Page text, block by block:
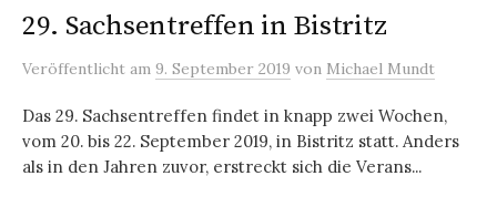
29. Sachsentreffen in Bistritz
Veröffentlicht am 9. September 2019 von Michael Mundt
Das 29. Sachsentreffen findet in knapp zwei Wochen,
vom 20. bis 22. September 2019, in Bistritz statt. Anders
als in den Jahren zuvor, erstreckt sich die Verans...